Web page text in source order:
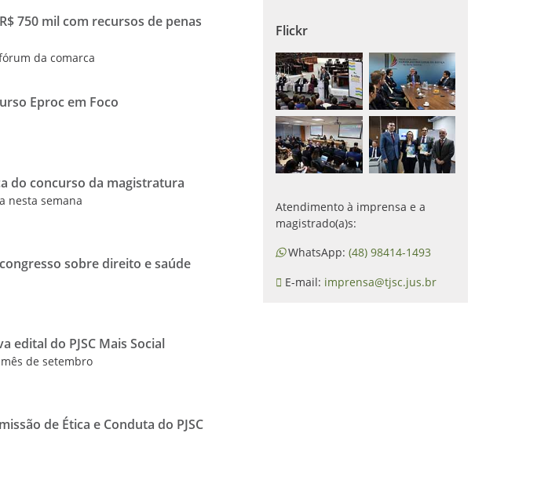
750 mil com recursos de penas
da comarca
Eproc em Foco
do concurso da magistratura
nesta semana
sobre direito e saúde
edital do PJSC Mais Social
de setembro
de Ética e Conduta do PJSC
Flickr
Atendimento à imprensa e a
magistrado(a)s:
WhatsApp: (48) 98414-1493
E-mail: imprensa@tjsc.jus.br